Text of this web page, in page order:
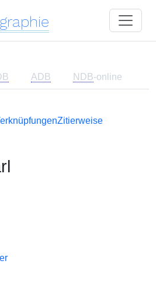
ADB NDB-online
Zitierweise